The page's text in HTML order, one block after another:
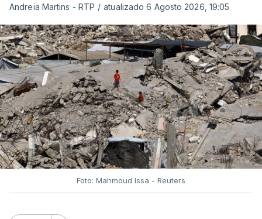
Andreia Martins - RTP / atualizado 6 Agosto 2026, 19:05
Foto: Mahmoud Issa - Reuters